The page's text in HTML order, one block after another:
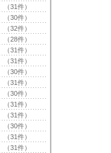
（31件）
（30件）
（32件）
（28件）
（31件）
（31件）
（30件）
（31件）
（30件）
（31件）
（31件）
（30件）
（31件）
（31件）